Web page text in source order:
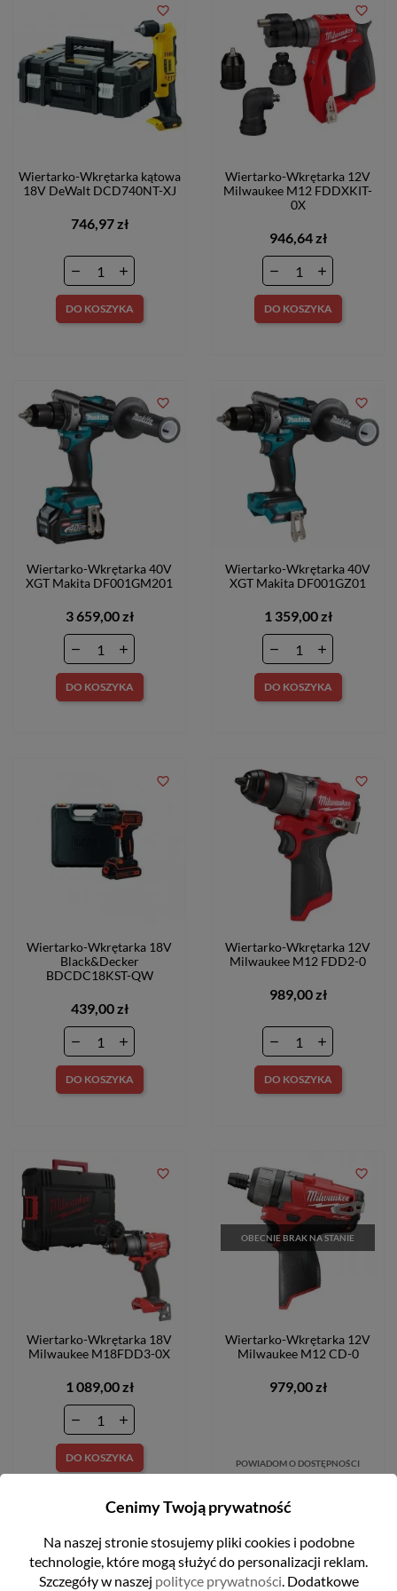
Wiertarko-Wkrętarka kątowa
18V DeWalt DCD740NT-XJ
746,97 zł
DO KOSZYKA
favorite_border
Wiertarko-Wkrętarka 12V
Milwaukee M12 FDDXKIT-
0X
946,64 zł
DO KOSZYKA
favorite_border
Wiertarko-Wkrętarka 40V
XGT Makita DF001GM201
3 659,00 zł
DO KOSZYKA
favorite_border
Wiertarko-Wkrętarka 40V
XGT Makita DF001GZ01
1 359,00 zł
DO KOSZYKA
favorite_border
Wiertarko-Wkrętarka 18V
Black&Decker
BDCDC18KST-QW
439,00 zł
DO KOSZYKA
favorite_border
Wiertarko-Wkrętarka 12V
Milwaukee M12 FDD2-0
989,00 zł
DO KOSZYKA
favorite_border
Wiertarko-Wkrętarka 18V
Milwaukee M18FDD3-0X
1 089,00 zł
DO KOSZYKA
favorite_border
OBECNIE BRAK NA STANIE
Wiertarko-Wkrętarka 12V
Milwaukee M12 CD-0
979,00 zł
POWIADOM O DOSTĘPNOŚCI
favorite_border
favorite_border
Cenimy Twoją prywatność
Na naszej stronie stosujemy pliki cookies i podobne
technologie, które mogą służyć do personalizacji reklam.
Szczegóły w naszej polityce prywatności . Dodatkowe